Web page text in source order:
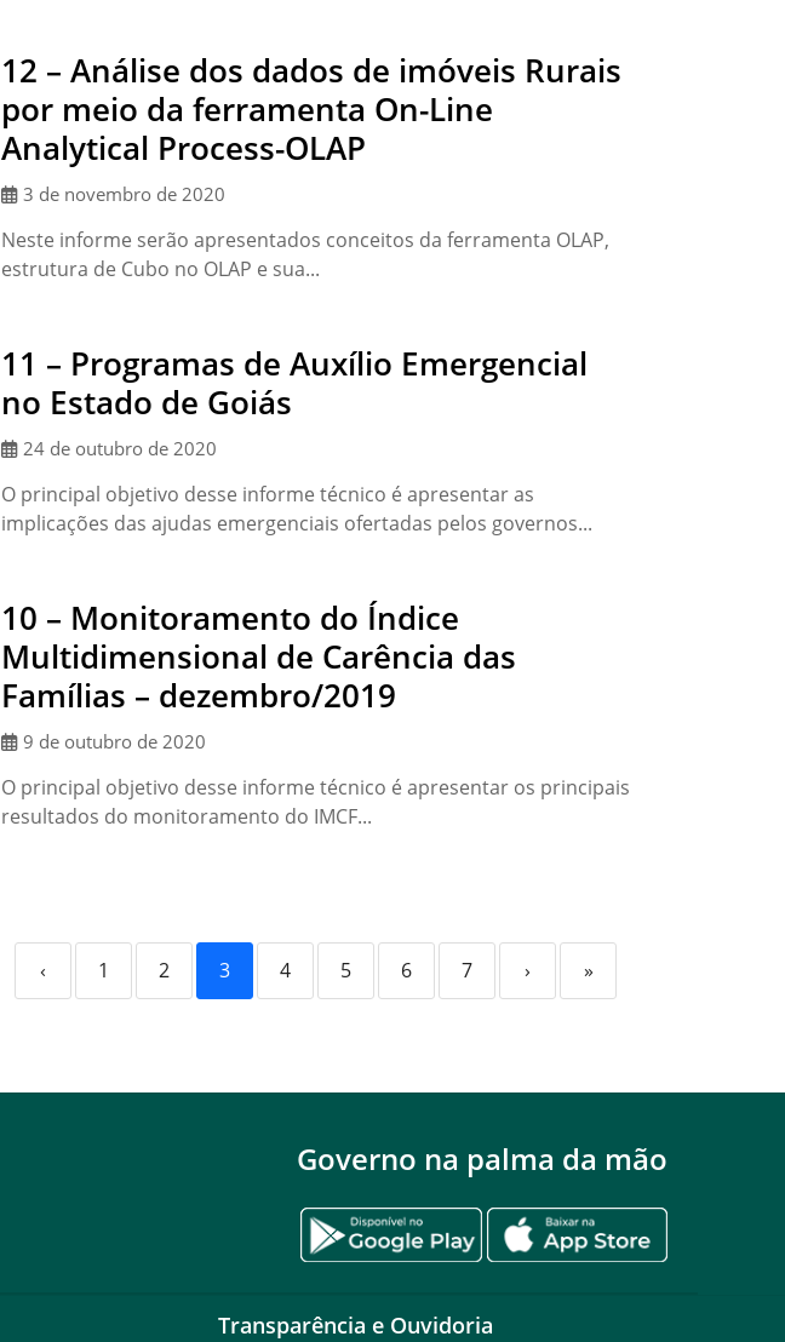
12 – Análise dos dados de imóveis Rurais
por meio da ferramenta On-Line
Analytical Process-OLAP
3 de novembro de 2020
Neste informe serão apresentados conceitos da ferramenta OLAP,
estrutura de Cubo no OLAP e sua...
11 – Programas de Auxílio Emergencial
no Estado de Goiás
24 de outubro de 2020
O principal objetivo desse informe técnico é apresentar as
implicações das ajudas emergenciais ofertadas pelos governos...
10 – Monitoramento do Índice
Multidimensional de Carência das
Famílias – dezembro/2019
9 de outubro de 2020
O principal objetivo desse informe técnico é apresentar os principais
resultados do monitoramento do IMCF...
‹ 1 2 3 4 5 6 7 › »
Governo na palma da mão
Transparência e Ouvidoria